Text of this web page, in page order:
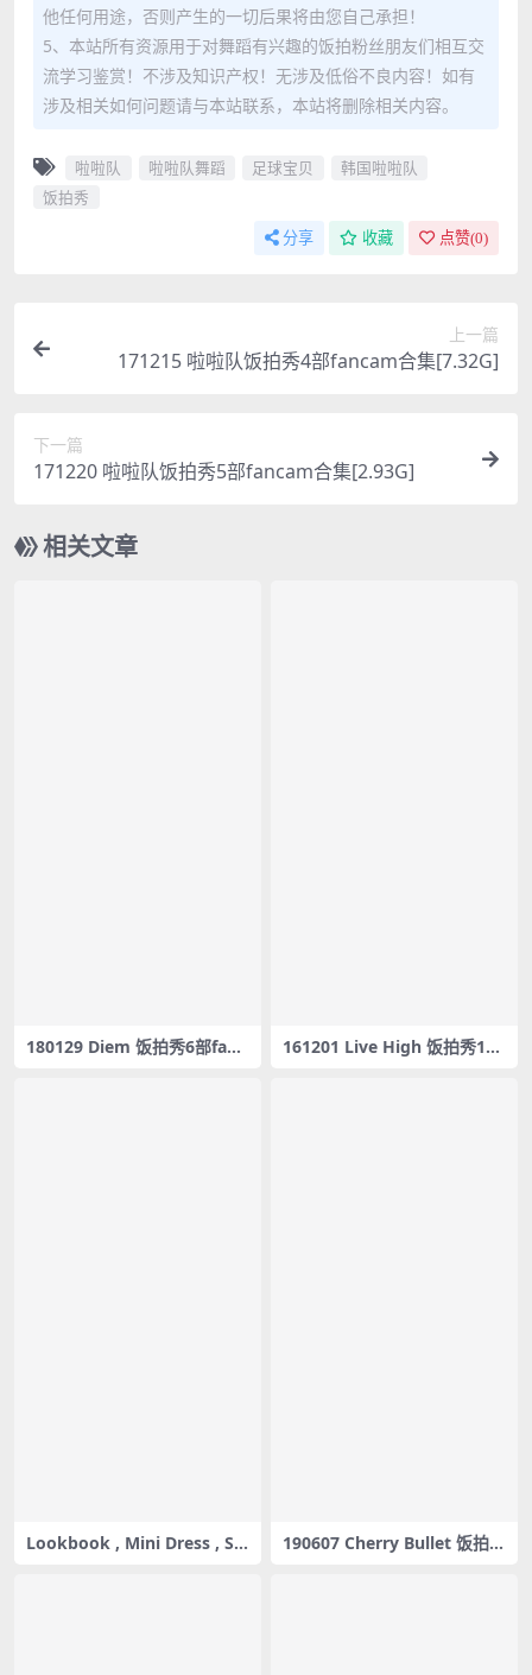
他任何用途，否则产生的一切后果将由您自己承担！
5、本站所有资源用于对舞蹈有兴趣的饭拍粉丝朋友们相互交
流学习鉴赏！不涉及知识产权！无涉及低俗不良内容！如有
涉及相关如何问题请与本站联系，本站将删除相关内容。
啦啦队 啦啦队舞蹈 足球宝贝
韩国啦啦队
饭拍秀
分享 收藏 点赞(0)
上一篇
171215 啦啦队饭拍秀4部fancam合集[7.32G]
下一篇
171220 啦啦队饭拍秀5部fancam合集[2.93G]
相关文章
180129 Diem 饭拍秀6部fanc
161201 Live High 饭拍秀17
Lookbook , Mini Dress , Se
190607 Cherry Bullet 饭拍秀